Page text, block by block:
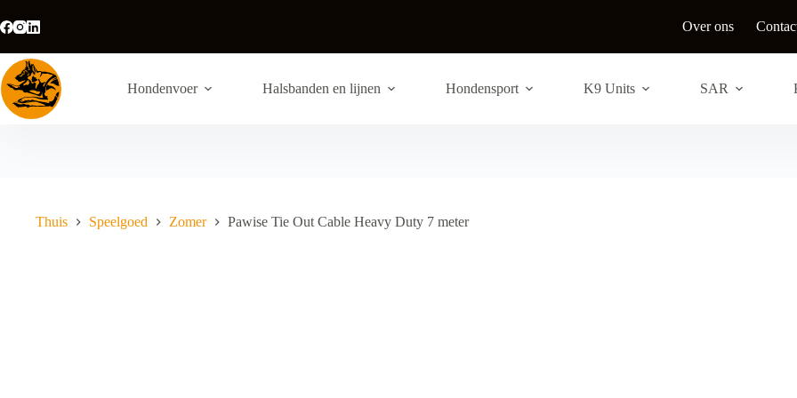
naar
de
inhoud
Over ons
Hondenvoer Halsbanden en lijnen Hondensport K9 Units SAR
Thuis Speelgoed Zomer Pawise Tie Out Cable Heavy Duty 7 meter